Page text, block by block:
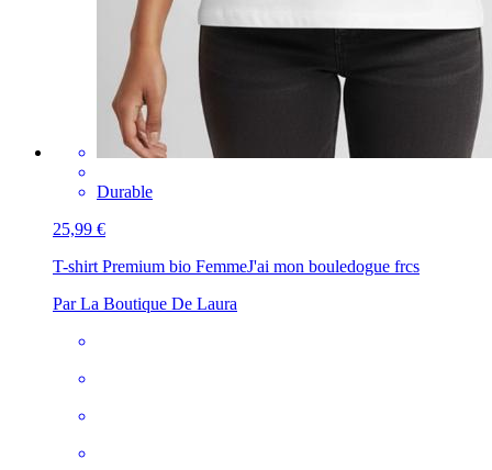
Durable
25,99 €
T-shirt Premium bio FemmeJ'ai mon bouledogue frcs
Par La Boutique De Laura